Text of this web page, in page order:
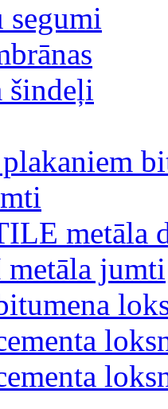
šindeļi
metāla
jumti